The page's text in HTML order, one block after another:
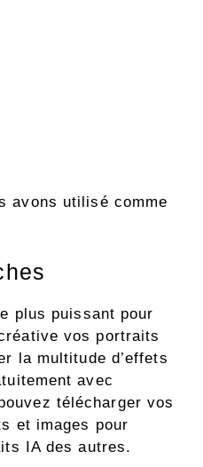
avons utilisé comme
plus puissant pour
vos portraits
la multitude d’effets
avec
télécharger vos
et images pour
IA des autres.